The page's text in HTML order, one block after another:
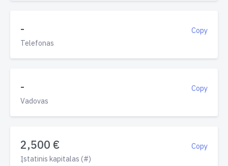
Copy
-
Telefonas
Copy
-
Vadovas
Copy
2,500 €
Įstatinis kapitalas (#)